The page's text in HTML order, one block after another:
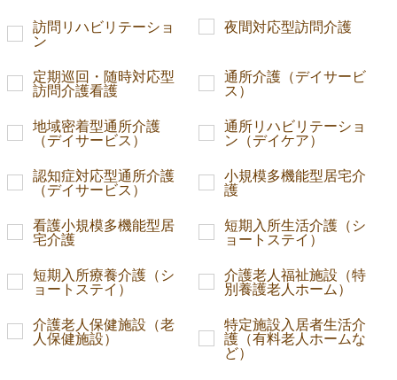
訪問リハビリテーショ
ン
夜間対応型訪問介護
定期巡回・随時対応型
訪問介護看護
通所介護（デイサービ
ス）
地域密着型通所介護
（デイサービス）
通所リハビリテーショ
ン（デイケア）
認知症対応型通所介護
（デイサービス）
小規模多機能型居宅介
護
看護小規模多機能型居
宅介護
短期入所生活介護（シ
ョートステイ）
短期入所療養介護（シ
ョートステイ）
介護老人福祉施設（特
別養護老人ホーム）
介護老人保健施設（老
人保健施設）
特定施設入居者生活介
護（有料老人ホームな
ど）